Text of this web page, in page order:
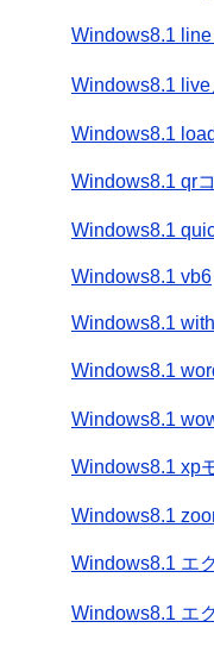
Windows8.1 line
Windows8.1
Windows8.1
Windows8.1 qr
Windows8.1
Windows8.1 vb6
Windows8.1
Windows8.1
Windows8.1
Windows8.1 xp
Windows8.1
Windows8.1 エ
Windows8.1 エ